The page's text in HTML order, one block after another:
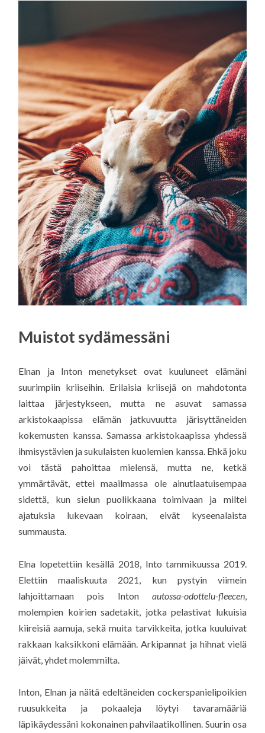
Muistot sydämessäni
Elnan ja Inton menetykset ovat kuuluneet elämäni
suurimpiin kriiseihin. Erilaisia kriisejä on mahdotonta
laittaa järjestykseen, mutta ne asuvat samassa
arkistokaapissa elämän jatkuvuutta järisyttäneiden
kokemusten kanssa. Samassa arkistokaapissa yhdessä
ihmisystävien ja sukulaisten kuolemien kanssa. Ehkä joku
voi tästä pahoittaa mielensä, mutta ne, ketkä
ymmärtävät, ettei maailmassa ole ainutlaatuisempaa
sidettä, kun sielun puolikkaana toimivaan ja miltei
ajatuksia lukevaan koiraan, eivät kyseenalaista
summausta.
Elna lopetettiin kesällä 2018, Into tammikuussa 2019.
Elettiin maaliskuuta 2021, kun pystyin viimein
lahjoittamaan pois Inton autossa-odottelu-fleecen,
molempien koirien sadetakit, jotka pelastivat lukuisia
kiireisiä aamuja, sekä muita tarvikkeita, jotka kuuluivat
rakkaan kaksikkoni elämään. Arkipannat ja hihnat vielä
jäivät, yhdet molemmilta.
Inton, Elnan ja näitä edeltäneiden cockerspanielipoikien
ruusukkeita ja pokaaleja löytyi tavaramääriä
läpikäydessäni kokonainen pahvilaatikollinen. Suurin osa